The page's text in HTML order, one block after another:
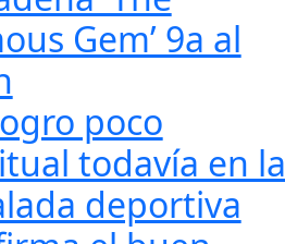
Gem’ 9a al
poco
todavía en la
deportiva